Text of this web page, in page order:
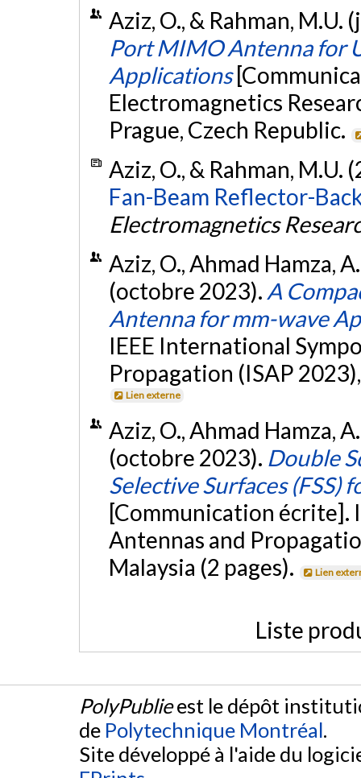
Aziz, O., & Rahman,
Port MIMO Antenna for
Applications
Electromagnetics
Prague, Czech Republic.
Aziz, O., & Rahman, M.U.
Fan-Beam Reflector-
Electromagnetics
Aziz, O., Ahmad Hamza,
(octobre 2023). A
Antenna for mm-wave
IEEE International
Propagation (ISAP
Lien externe
Aziz, O., Ahmad Hamza,
(octobre 2023). Double
Selective Surfaces
[Communication écrite].
Antennas and
Malaysia (2 pages).
Lien
Liste
PolyPublieest le dépôt
de Polytechnique Montréal.
Site développé à l'aide du